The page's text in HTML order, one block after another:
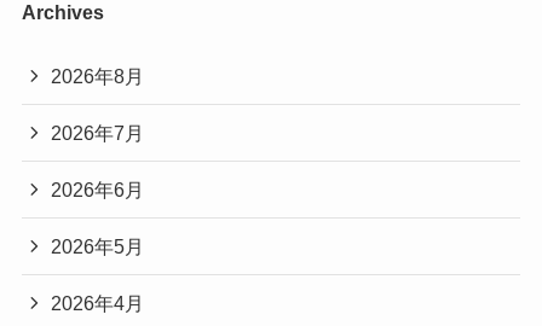
Archives
2026年8月
2026年7月
2026年6月
2026年5月
2026年4月